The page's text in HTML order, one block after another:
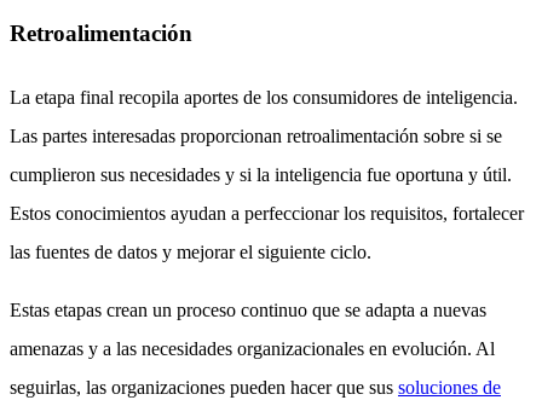
Retroalimentación
La etapa final recopila aportes de los consumidores de inteligencia.
Las partes interesadas proporcionan retroalimentación sobre si se
cumplieron sus necesidades y si la inteligencia fue oportuna y útil.
Estos conocimientos ayudan a perfeccionar los requisitos, fortalecer
las fuentes de datos y mejorar el siguiente ciclo.
Estas etapas crean un proceso continuo que se adapta a nuevas
amenazas y a las necesidades organizacionales en evolución. Al
seguirlas, las organizaciones pueden hacer que sus soluciones de